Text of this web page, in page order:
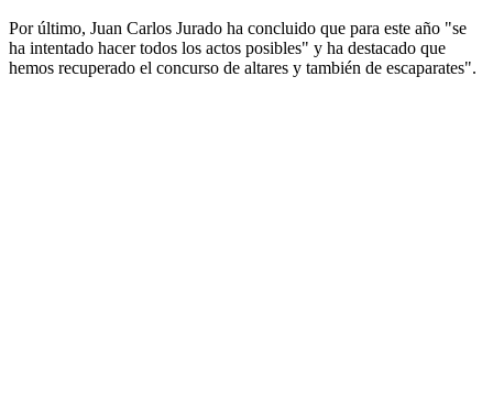
Por último, Juan Carlos Jurado ha concluido que para este año "se
ha intentado hacer todos los actos posibles" y ha destacado que
hemos recuperado el concurso de altares y también de escaparates".